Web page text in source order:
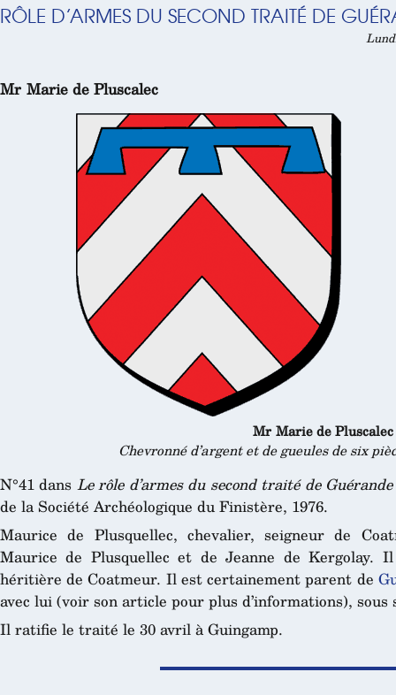
RÔLE D’ARMES DU SECOND TRAITÉ DE
Mr Marie de Pluscalec
Mr Marie de Pluscalec
Chevronné d’argent et de gueules de six
N°41 dans Le rôle d’armes du second traité de
de la Société Archéologique du Finistère, 1976.
Maurice de Plusquellec, chevalier, seigneur de
Maurice de Plusquellec et de Jeanne de Kergolay.
héritière de Coatmeur. Il est certainement parent de
avec lui (voir son article pour plus d’informations), sous
Il ratifie le traité le 30 avril à Guingamp.